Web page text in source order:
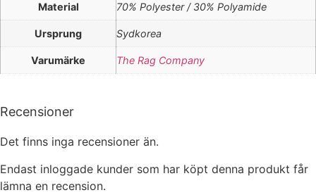
Material 70% Polyester / 30% Polyamide
Ursprung Sydkorea
Varumärke The Rag Company
Recensioner
Det finns inga recensioner än.
Endast inloggade kunder som har köpt denna produkt får
lämna en recension.